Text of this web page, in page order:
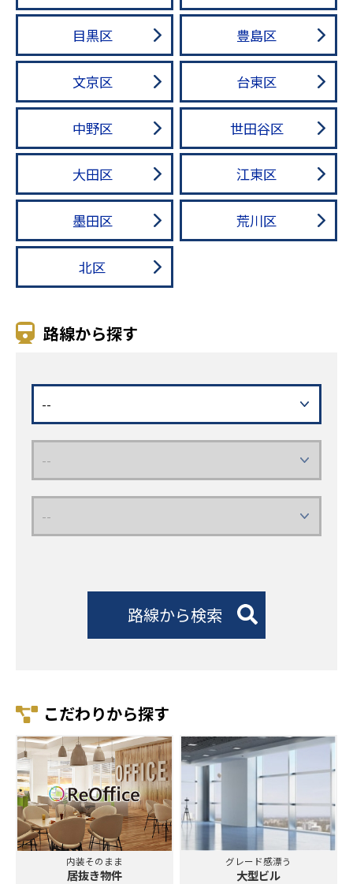
目黒区 豊島区
文京区 台東区
中野区 世田谷区
大田区 江東区
墨田区 荒川区
北区
路線から探す
こだわりから探す
内装そのまま
居抜き物件
グレード感漂う
大型ビル